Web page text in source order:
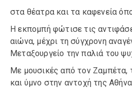
στα θέατρα και τα καφενεία
Η εκπομπή φώτισε τις
αιώνα, μέχρι τη σύγχρονη
Μεταξουργείο την παλιά του
Με μουσικές από τον Ζαμπέτα,
και ύμνο στην αντοχή της